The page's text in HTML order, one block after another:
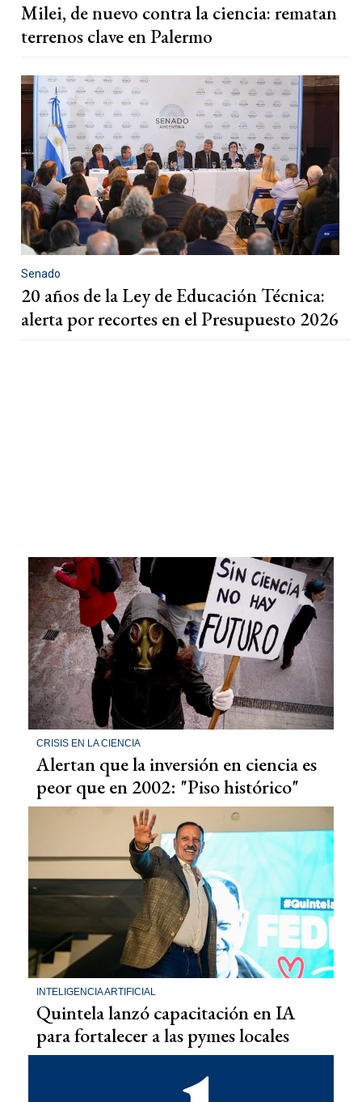
Milei, de nuevo contra la ciencia: rematan
terrenos clave en Palermo
Senado
20 años de la Ley de Educación Técnica:
alerta por recortes en el Presupuesto 2026
CRISIS EN LA CIENCIA
Alertan que la inversión en ciencia es
peor que en 2002: "Piso histórico"
INTELIGENCIA ARTIFICIAL
Quintela lanzó capacitación en IA
para fortalecer a las pymes locales